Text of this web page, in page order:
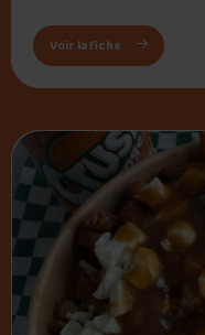
Voir la fiche : Ashton